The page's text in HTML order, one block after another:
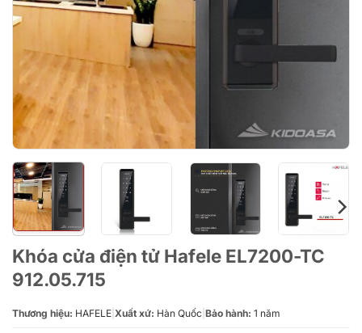
Khóa cửa điện tử Hafele EL7200-TC
912.05.715
Thương hiệu: HAFELE Xuất xứ: Hàn Quốc Bảo hành: 1 năm